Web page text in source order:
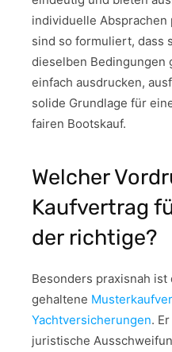
individuelle
sind so formuliert, dass
dieselben Bedingungen
einfach ausdrucken,
solide Grundlage für
fairen Bootskauf.
Welcher
Kaufvertrag
der richtige?
Besonders praxisnah
gehaltene
Yachtversicherungen.
juristische